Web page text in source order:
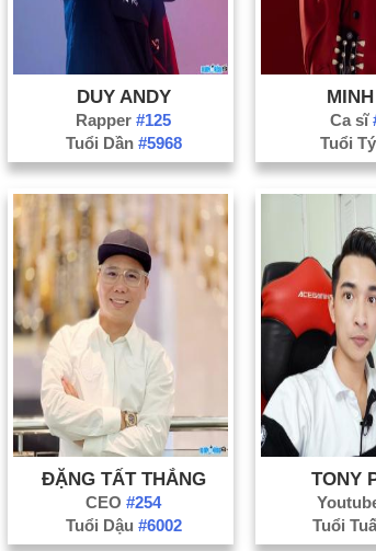
DUY ANDY
Rapper#125
Tuổi Dần #5968
Ca sĩ
Tuổi Tý
ĐẶNG TẤT THẮNG
CEO#254
Tuổi Dậu #6002
TONY
Tuổi